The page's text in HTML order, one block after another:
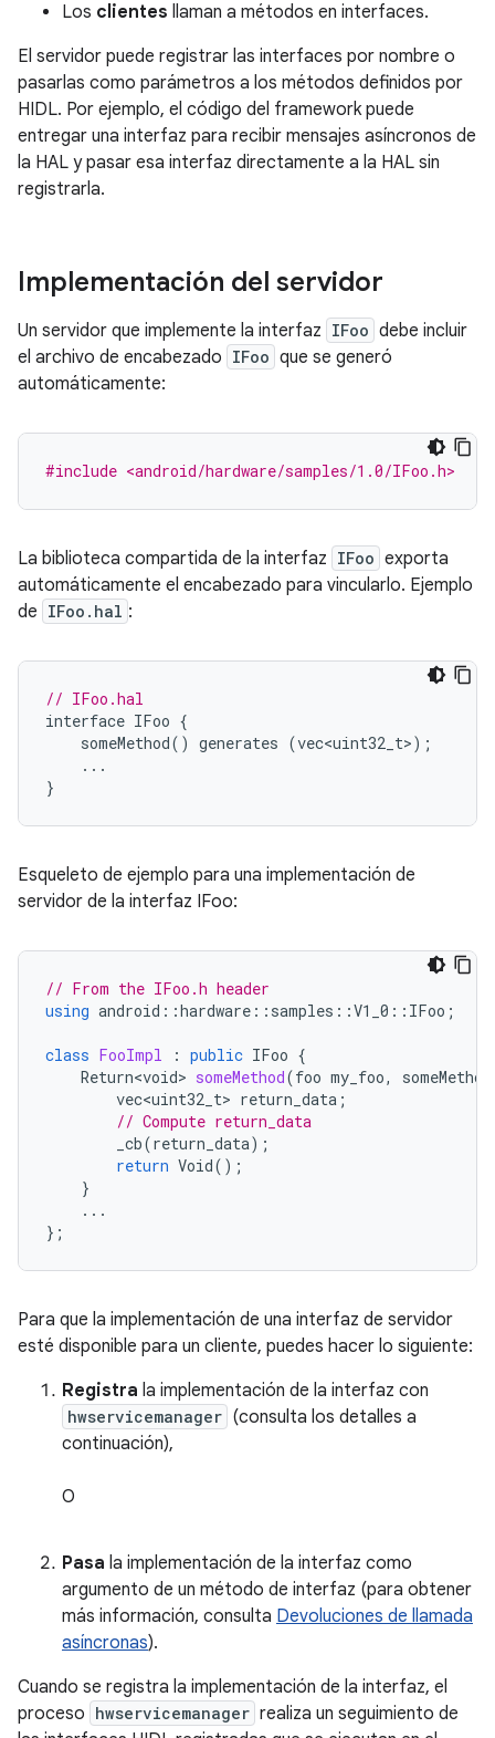
Los clientes llaman a métodos en interfaces.
El servidor puede registrar las interfaces por nombre o
pasarlas como parámetros a los métodos definidos por
HIDL. Por ejemplo, el código del framework puede
entregar una interfaz para recibir mensajes asíncronos de
la HAL y pasar esa interfaz directamente a la HAL sin
registrarla.
Implementación del servidor
Un servidor que implemente la interfaz IFoo debe incluir
el archivo de encabezado IFoo que se generó
automáticamente:
#include <android/hardware/samples/1.0/IFoo.h>
La biblioteca compartida de la interfaz IFoo exporta
automáticamente el encabezado para vincularlo. Ejemplo
de IFoo.hal :
// IFoo.hal
interface IFoo {
someMethod() generates (vec<uint32_t>);
...
}
Esqueleto de ejemplo para una implementación de
servidor de la interfaz IFoo:
// From the IFoo.h header
using android ::hardware :: samples ::V1_0 :: IFoo ;
class FooImpl : public IFoo {
Return<void> someMethod(foo my_foo,
vec<uint32_t> return_data ;
// Compute return_data
_cb(return_data);
return Void();
}
...
};
Para que la implementación de una interfaz de servidor
esté disponible para un cliente, puedes hacer lo siguiente:
Registra la implementación de la interfaz con
hwservicemanager (consulta los detalles a
continuación),
O
Pasa la implementación de la interfaz como
argumento de un método de interfaz (para obtener
más información, consulta Devoluciones de llamada
asíncronas).
Cuando se registra la implementación de la interfaz, el
proceso hwservicemanager realiza un seguimiento de